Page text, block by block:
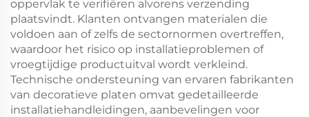
oppervlak te verifiëren alvorens verzending
plaatsvindt. Klanten ontvangen materialen die
voldoen aan of zelfs de sectornormen overtreffen,
waardoor het risico op installatieproblemen of
vroegtijdige productuitval wordt verkleind.
Technische ondersteuning van ervaren fabrikanten
van decoratieve platen omvat gedetailleerde
installatiehandleidingen, aanbevelingen voor